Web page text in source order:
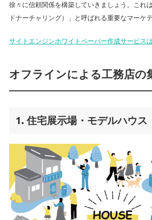
徐々に信頼関係を構築していきましょう。これ
ドナーチャリング）」と呼ばれる重要なマーケ
サイトエンジンホワイトペーパー作成サービス
オフラインによる工務店の
1. 住宅展示場・モデルハウス